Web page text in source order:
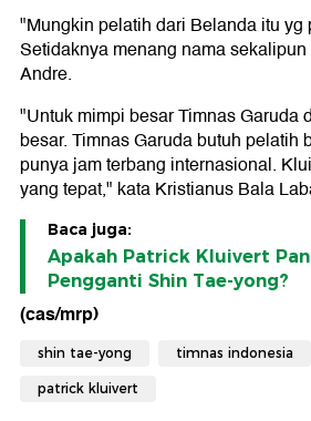
"Mungkin pelatih dari Belanda itu yg
Setidaknya menang nama
Andre.
"Untuk mimpi besar Timnas Garuda
besar. Timnas Garuda butuh pelatih
punya jam terbang internasional.
yang tepat," kata Kristianus Bala
Baca juga:
Apakah Patrick Kluivert
Pengganti Shin Tae-yong?
(cas/mrp)
shin tae-yong timnas indonesia
patrick kluivert